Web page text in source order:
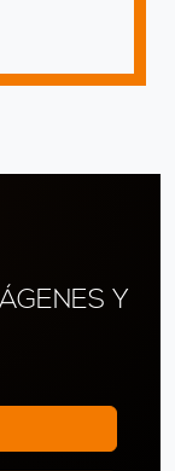
Y